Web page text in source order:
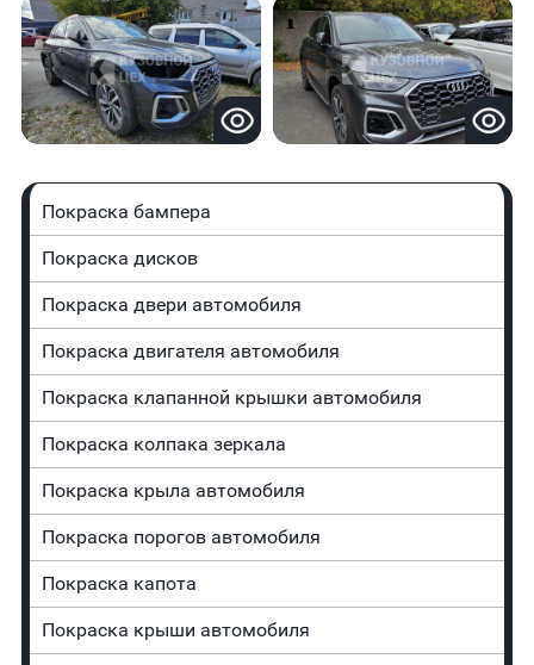
Покраска бампера
Покраска дисков
Покраска двери автомобиля
Покраска двигателя автомобиля
Покраска клапанной крышки автомобиля
Покраска колпака зеркала
Покраска крыла автомобиля
Покраска порогов автомобиля
Покраска капота
Покраска крыши автомобиля